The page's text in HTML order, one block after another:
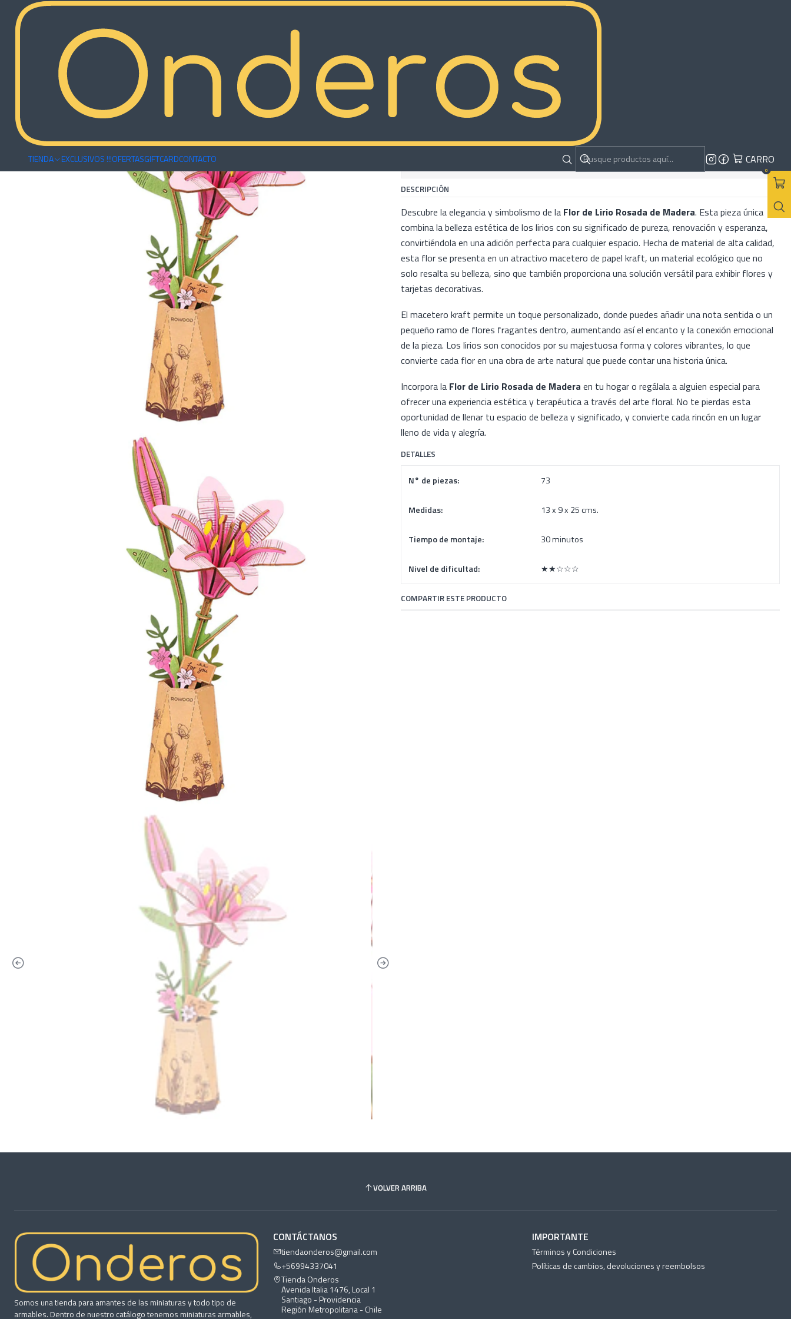
TIENDA EXCLUSIVOS !!!OFERTASGIFTCARDCONTACTO CARRO
0
Inicio
Flor Pink Lily de Madera Armable |
Rowood
DESCRIPCIÓN
Descubre la elegancia y simbolismo de la Flor de Lirio Rosada de Madera. Esta pieza única
combina la belleza estética de los lirios con su significado de pureza, renovación y esperanza,
convirtiéndola en una adición perfecta para cualquier espacio. Hecha de material de alta calidad,
esta flor se presenta en un atractivo macetero de papel kraft, un material ecológico que no
solo resalta su belleza, sino que también proporciona una solución versátil para exhibir flores y
tarjetas decorativas.
El macetero kraft permite un toque personalizado, donde puedes añadir una nota sentida o un
pequeño ramo de flores fragantes dentro, aumentando así el encanto y la conexión emocional
de la pieza. Los lirios son conocidos por su majestuosa forma y colores vibrantes, lo que
convierte cada flor en una obra de arte natural que puede contar una historia única.
Incorpora la Flor de Lirio Rosada de Madera en tu hogar o regálala a alguien especial para
ofrecer una experiencia estética y terapéutica a través del arte floral. No te pierdas esta
oportunidad de llenar tu espacio de belleza y significado, y convierte cada rincón en un lugar
lleno de vida y alegría.
DETALLES
N° de piezas: 73
Medidas: 13 x 9 x 25 cms.
Tiempo de montaje: 30 minutos
Nivel de dificultad: ★★☆☆☆
COMPARTIR ESTE PRODUCTO
VOLVER ARRIBA
Somos una tienda para amantes de las miniaturas y todo tipo de
armables. Dentro de nuestro catálogo tenemos miniaturas armables,
CONTÁCTANOS
tiendaonderos@gmail.com
+56994337041
Tienda Onderos
Avenida Italia 1476, Local 1
Santiago - Providencia
Región Metropolitana - Chile
IMPORTANTE
Términos y Condiciones
Políticas de cambios, devoluciones y reembolsos